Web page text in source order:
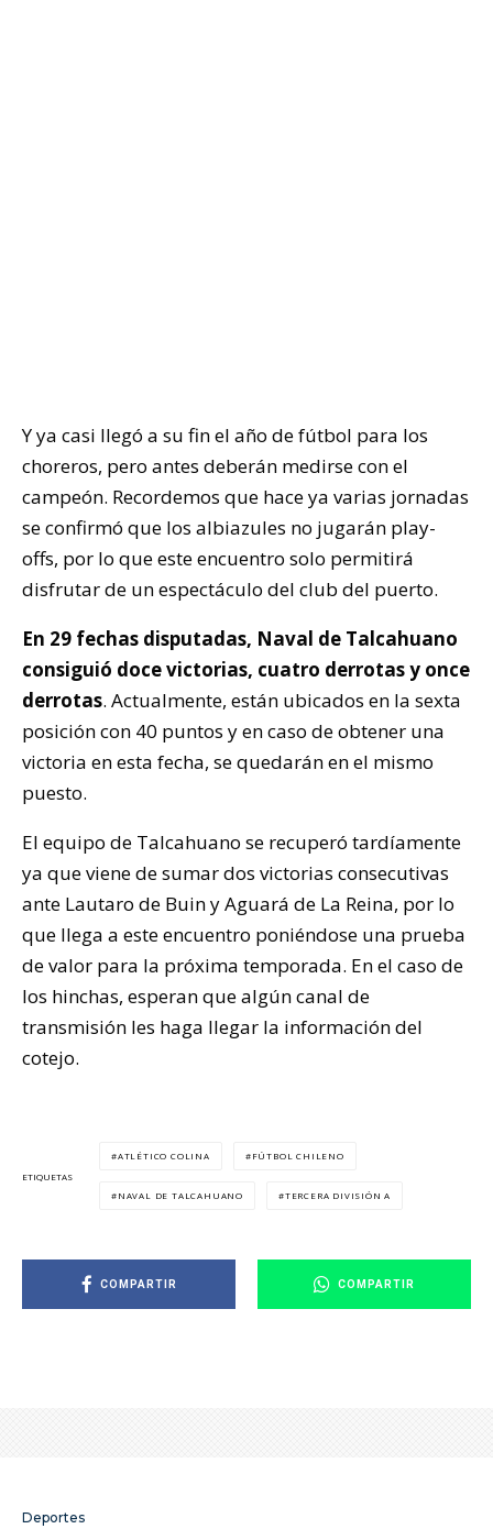
Y ya casi llegó a su fin el año de fútbol para los
choreros, pero antes deberán medirse con el
campeón. Recordemos que hace ya varias jornadas
se confirmó que los albiazules no jugarán play-
offs, por lo que este encuentro solo permitirá
disfrutar de un espectáculo del club del puerto.
En 29 fechas disputadas, Naval de Talcahuano
consiguió doce victorias, cuatro derrotas y once
derrotas. Actualmente, están ubicados en la sexta
posición con 40 puntos y en caso de obtener una
victoria en esta fecha, se quedarán en el mismo
puesto.
El equipo de Talcahuano se recuperó tardíamente
ya que viene de sumar dos victorias consecutivas
ante Lautaro de Buin y Aguará de La Reina, por lo
que llega a este encuentro poniéndose una prueba
de valor para la próxima temporada. En el caso de
los hinchas, esperan que algún canal de
transmisión les haga llegar la información del
cotejo.
ETIQUETAS
ATLÉTICO COLINA FÚTBOL CHILENO
NAVAL DE TALCAHUANO TERCERA DIVISIÓN A
COMPARTIR COMPARTIR
Deportes